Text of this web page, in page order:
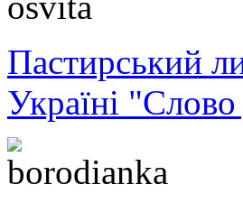
Пастирський
Україні